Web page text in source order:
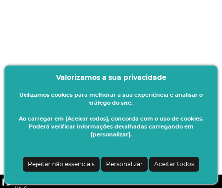
Valorizamos a sua privacidade
Utilizamos cookies para melhorar a sua experiência e analisar o
tráfego do site.
Ao carregar em [Aceitar todos], concorda com o uso de cookies.
Poderá verificar informações detalhadas carregando em
[personalizar].
Rejeitar não essenciais Personalizar Aceitar todos